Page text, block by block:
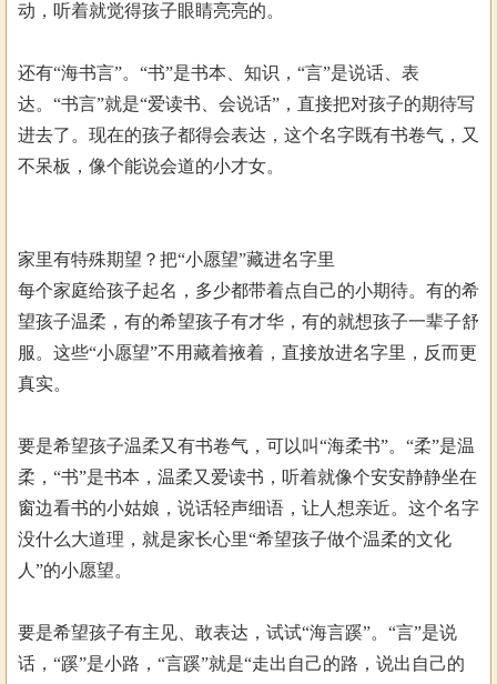
动，听着就觉得孩子眼睛亮亮的。
还有“海书言”。“书”是书本、知识，“言”是说话、表
达。“书言”就是“爱读书、会说话”，直接把对孩子的期待写
进去了。现在的孩子都得会表达，这个名字既有书卷气，又
不呆板，像个能说会道的小才女。
家里有特殊期望？把“小愿望”藏进名字里
每个家庭给孩子起名，多少都带着点自己的小期待。有的希
望孩子温柔，有的希望孩子有才华，有的就想孩子一辈子舒
服。这些“小愿望”不用藏着掖着，直接放进名字里，反而更
真实。
要是希望孩子温柔又有书卷气，可以叫“海柔书”。“柔”是温
柔，“书”是书本，温柔又爱读书，听着就像个安安静静坐在
窗边看书的小姑娘，说话轻声细语，让人想亲近。这个名字
没什么大道理，就是家长心里“希望孩子做个温柔的文化
人”的小愿望。
要是希望孩子有主见、敢表达，试试“海言蹊”。“言”是说
话，“蹊”是小路，“言蹊”就是“走出自己的路，说出自己的